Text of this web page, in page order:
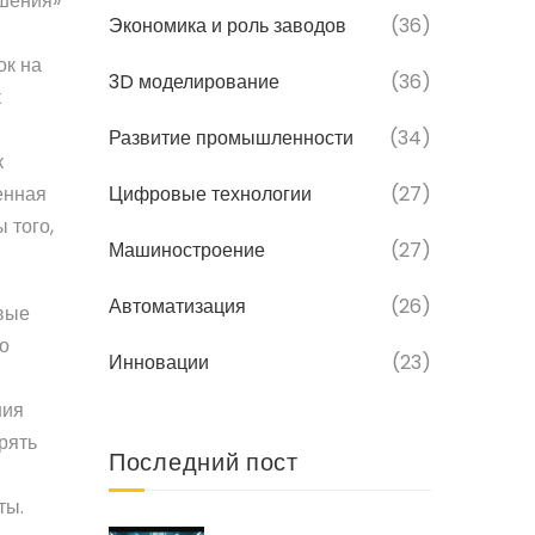
на
того,
Экономика и роль заводов (36)
3D моделирование (36)
Развитие промышленности (34)
Цифровые технологии (27)
Машиностроение (27)
Автоматизация (26)
Инновации (23)
Последний пост